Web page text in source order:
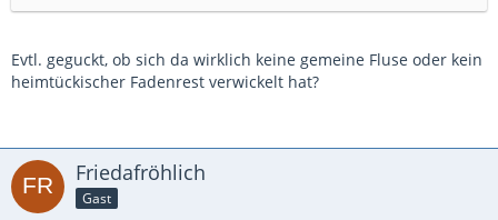
Evtl. geguckt, ob sich da wirklich keine gemeine Fluse oder kein
heimtückischer Fadenrest verwickelt hat?
Friedafröhlich
Gast